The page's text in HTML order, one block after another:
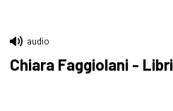
audio
Chiara Faggiolani -